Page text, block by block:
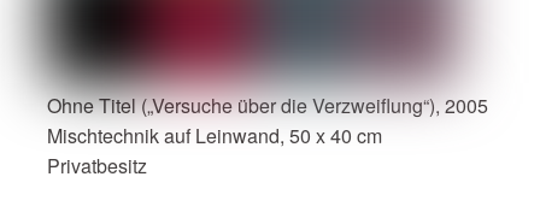
Ohne Titel („Versuche über die Verzweiflung“), 2005
Mischtechnik auf Leinwand, 50 x 40 cm
Privatbesitz